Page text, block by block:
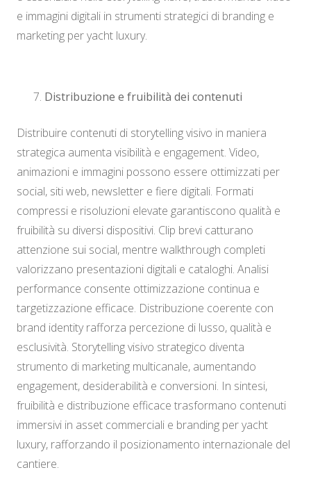
e immagini digitali in strumenti strategici di branding e
marketing per yacht luxury.
Distribuzione e fruibilità dei contenuti
Distribuire contenuti di storytelling visivo in maniera
strategica aumenta visibilità e engagement. Video,
animazioni e immagini possono essere ottimizzati per
social, siti web, newsletter e fiere digitali. Formati
compressi e risoluzioni elevate garantiscono qualità e
fruibilità su diversi dispositivi. Clip brevi catturano
attenzione sui social, mentre walkthrough completi
valorizzano presentazioni digitali e cataloghi. Analisi
performance consente ottimizzazione continua e
targetizzazione efficace. Distribuzione coerente con
brand identity rafforza percezione di lusso, qualità e
esclusività. Storytelling visivo strategico diventa
strumento di marketing multicanale, aumentando
engagement, desiderabilità e conversioni. In sintesi,
fruibilità e distribuzione efficace trasformano contenuti
immersivi in asset commerciali e branding per yacht
luxury, rafforzando il posizionamento internazionale del
cantiere.